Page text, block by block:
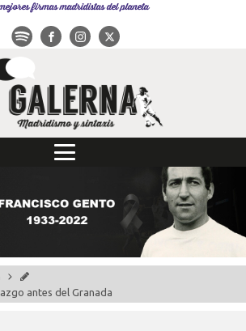
firmas madridistas del planeta
antes del Granada